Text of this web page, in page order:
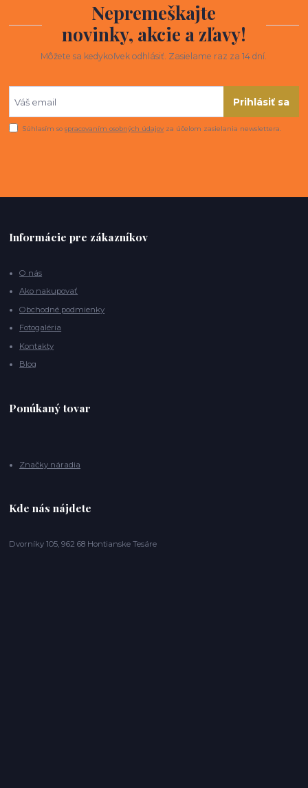
Nepremeškajte
novinky, akcie a zľavy!
Môžete sa kedykoľvek odhlásiť. Zasielame raz za 14 dní.
Prihlásiť sa
Súhlasím sospracovaním osobných údajov za účelom zasielania newslettera.
Informácie pre zákazníkov
O nás
Ako nakupovať
Obchodné podmienky
Fotogaléria
Kontakty
Blog
Ponúkaný tovar
Značky náradia
Kde nás nájdete
Dvorníky 105, 962 68 Hontianske Tesáre